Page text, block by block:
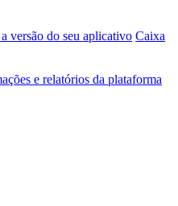
versão do seu aplicativo Caixa
e relatórios da plataforma